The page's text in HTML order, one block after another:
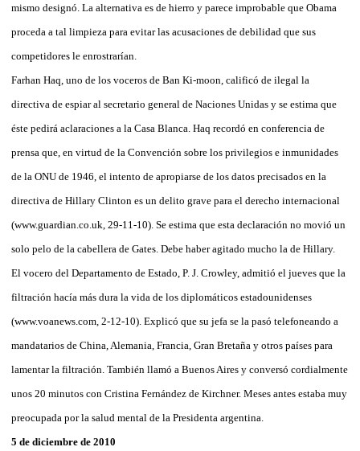
mismo designó. La alternativa es de hierro y parece improbable que Obama
proceda a tal limpieza para evitar las acusaciones de debilidad que sus
competidores le enrostrarían.
Farhan Haq, uno de los voceros de Ban Ki-moon, calificó de ilegal la
directiva de espiar al secretario general de Naciones Unidas y se estima que
éste pedirá aclaraciones a la Casa Blanca. Haq recordó en conferencia de
prensa que, en virtud de la Convención sobre los privilegios e inmunidades
de la ONU de 1946, el intento de apropiarse de los datos precisados en la
directiva de Hillary Clinton es un delito grave para el derecho internacional
(www.guardian.co.uk, 29-11-10). Se estima que esta declaración no movió un
solo pelo de la cabellera de Gates. Debe haber agitado mucho la de Hillary.
El vocero del Departamento de Estado, P. J. Crowley, admitió el jueves que la
filtración hacía más dura la vida de los diplomáticos estadounidenses
(www.voanews.com, 2-12-10). Explicó que su jefa se la pasó telefoneando a
mandatarios de China, Alemania, Francia, Gran Bretaña y otros países para
lamentar la filtración. También llamó a Buenos Aires y conversó cordialmente
unos 20 minutos con Cristina Fernández de Kirchner. Meses antes estaba muy
preocupada por la salud mental de la Presidenta argentina.
5 de diciembre de 2010